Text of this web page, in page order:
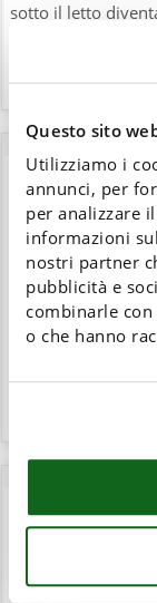
Questo sito
Utilizziamo i
annunci, per
per analizzare
informazioni
nostri partner
pubblicità e
combinarle
o che hanno
sotto il letto
rendono difficile
giochi, libri e
Perché
su misura
Molti letti
truciolare. I letti
massello di
al minimo per
realizzabilesu
Disponibili in